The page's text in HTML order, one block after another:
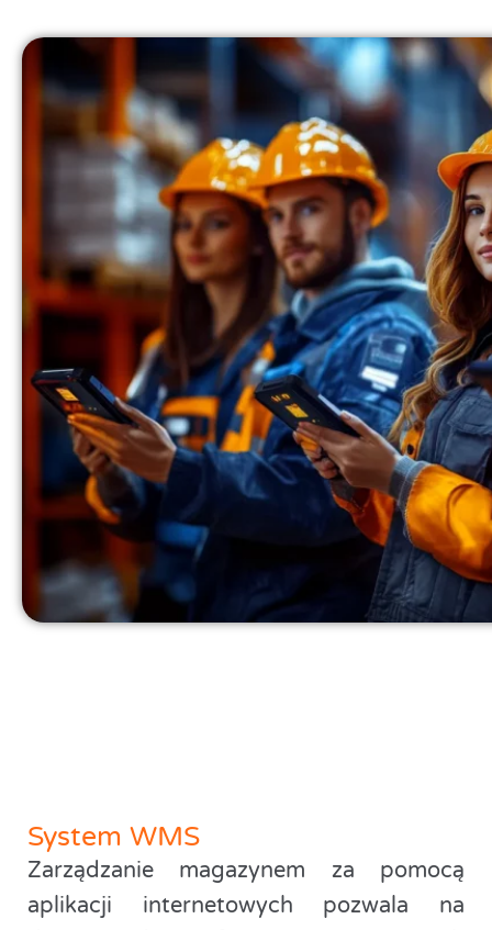
System WMS
Zarządzanie magazynem za pomocą
aplikacji internetowych pozwala na